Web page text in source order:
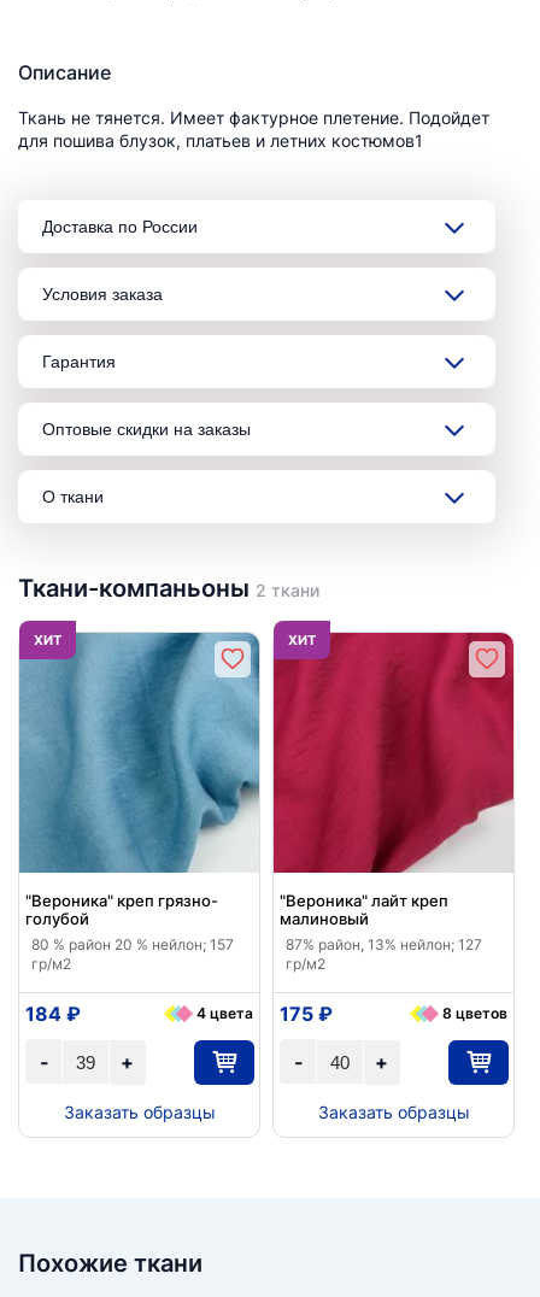
Описание
Ткань не тянется. Имеет фактурное плетение. Подойдет
для пошива блузок, платьев и летних костюмов1
Доставка по России
Условия заказа
Гарантия
Оптовые скидки на заказы
О ткани
Ткани-компаньоны 2 ткани
ХИТ
"Вероника" креп грязно-
голубой
80 % район 20 % нейлон; 157
гр/м2
+
-
184 ₽ 4 цвета
Заказать образцы
ХИТ
"Вероника" лайт креп
малиновый
87% район, 13% нейлон; 127
гр/м2
+
-
175 ₽ 8 цветов
Заказать образцы
Похожие ткани